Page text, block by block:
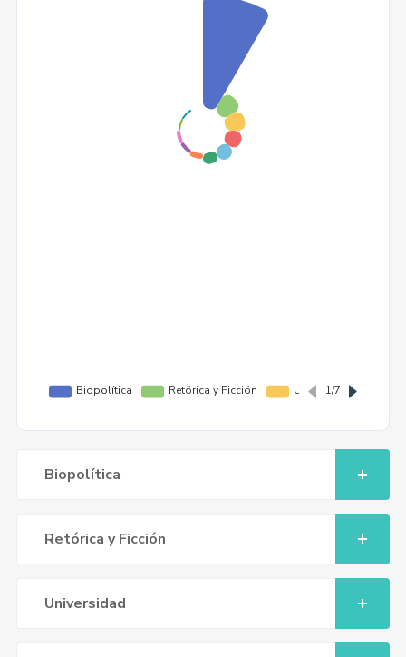
Biopolítica
Retórica y Ficción
Universidad